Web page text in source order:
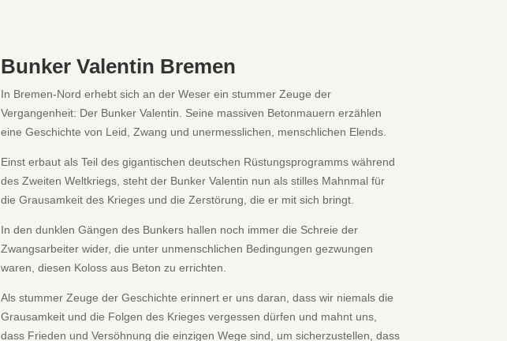
Bunker Valentin Bremen
In Bremen-Nord erhebt sich an der Weser ein stummer Zeuge der
Vergangenheit: Der Bunker Valentin. Seine massiven Betonmauern erzählen
eine Geschichte von Leid, Zwang und unermesslichen, menschlichen Elends.
Einst erbaut als Teil des gigantischen deutschen Rüstungsprogramms während
des Zweiten Weltkriegs, steht der Bunker Valentin nun als stilles Mahnmal für
die Grausamkeit des Krieges und die Zerstörung, die er mit sich bringt.
In den dunklen Gängen des Bunkers hallen noch immer die Schreie der
Zwangsarbeiter wider, die unter unmenschlichen Bedingungen gezwungen
waren, diesen Koloss aus Beton zu errichten.
Als stummer Zeuge der Geschichte erinnert er uns daran, dass wir niemals die
Grausamkeit und die Folgen des Krieges vergessen dürfen und mahnt uns,
dass Frieden und Versöhnung die einzigen Wege sind, um sicherzustellen, dass